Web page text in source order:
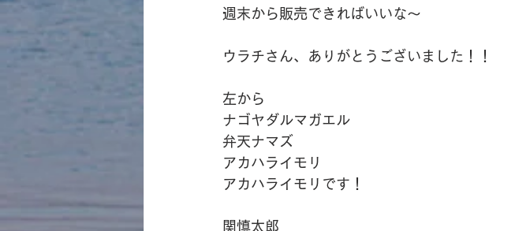
週末から販売できればいいな〜
ウラチさん、ありがとうございました！！
左から
ナゴヤダルマガエル
弁天ナマズ
アカハライモリ
アカハライモリです！
関慎太郎